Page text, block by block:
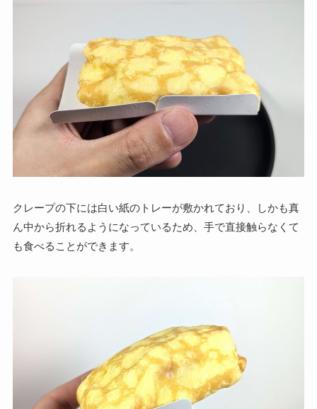
クレープの下には白い紙のトレーが敷かれており、しかも真
ん中から折れるようになっているため、手で直接触らなくて
も食べることができます。